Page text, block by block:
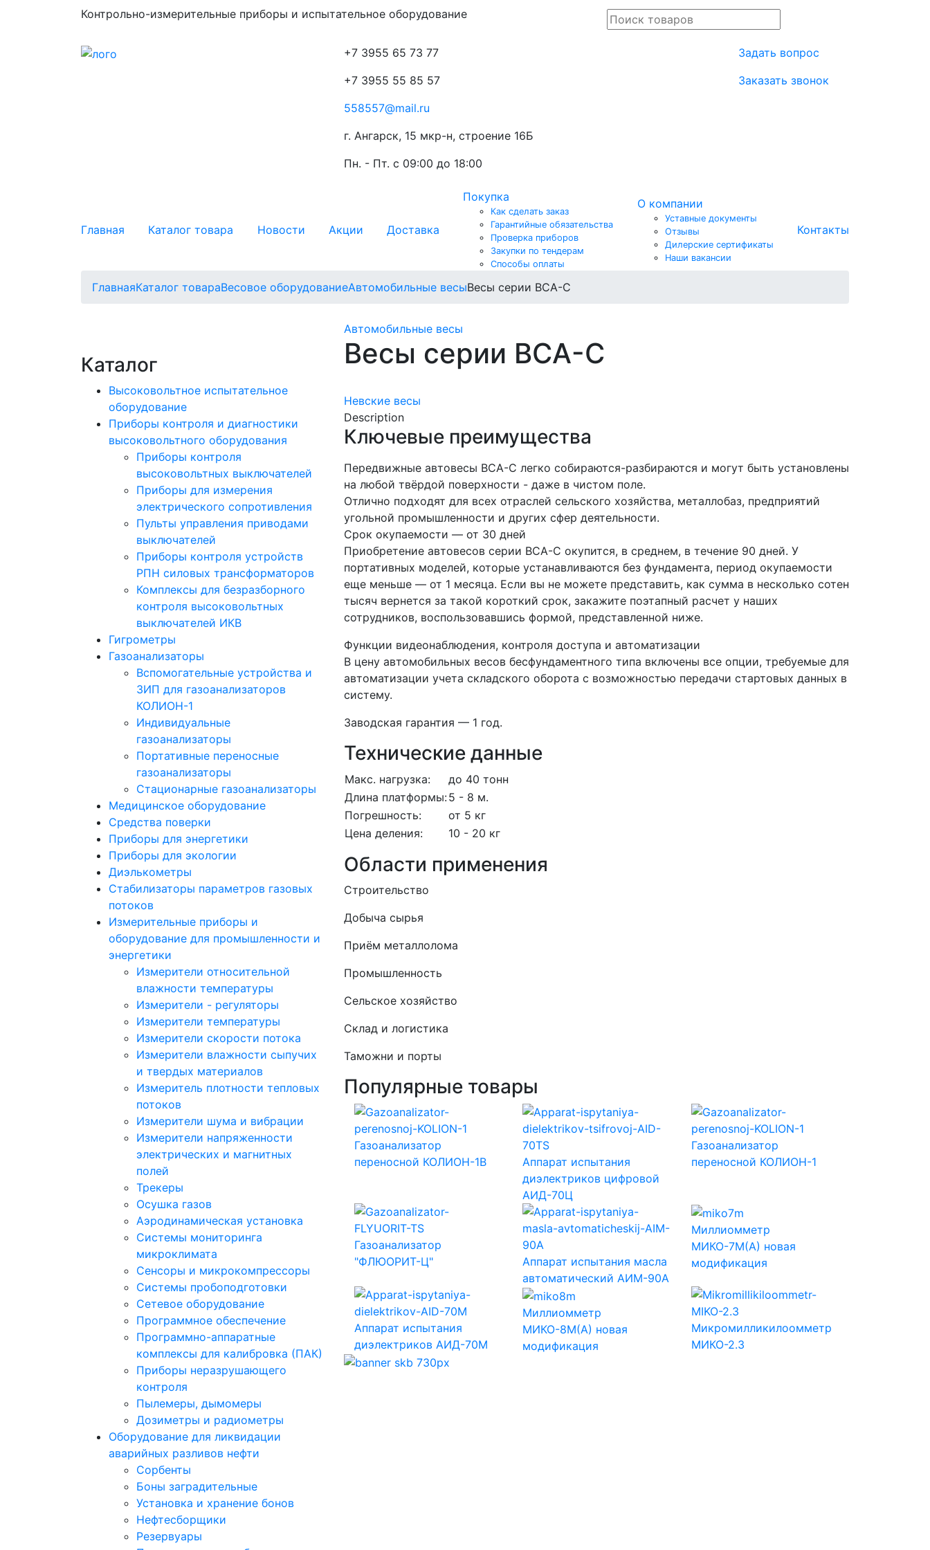
Контрольно-измерительные приборы и испытательное оборудование
+7 3955 65 73 77
+7 3955 55 85 57
558557@mail.ru
г. Ангарск, 15 мкр-н, строение 16Б
Пн. - Пт. с 09:00 до 18:00
Задать вопрос
Заказать звонок
Главная Каталог товара Новости Акции Доставка
Покупка
Как сделать заказ
Гарантийные обязательства
Проверка приборов
Закупки по тендерам
Способы оплаты
О компании
Уставные документы
Отзывы
Дилерские сертификаты
Наши вакансии
Контакты
ГлавнаяКаталог товараВесовое оборудованиеАвтомобильные весыВесы серии ВСА-С
Каталог
Высоковольтное испытательное
оборудование
Приборы контроля и диагностики
высоковольтного оборудования
Приборы контроля
высоковольтных выключателей
Приборы для измерения
электрического сопротивления
Пульты управления приводами
выключателей
Приборы контроля устройств
РПН силовых трансформаторов
Комплексы для безразборного
контроля высоковольтных
выключателей ИКВ
Гигрометры
Газоанализаторы
Вспомогательные устройства и
ЗИП для газоанализаторов
КОЛИОН-1
Индивидуальные
газоанализаторы
Портативные переносные
газоанализаторы
Стационарные газоанализаторы
Медицинское оборудование
Средства поверки
Приборы для энергетики
Приборы для экологии
Диэлькометры
Стабилизаторы параметров газовых
потоков
Измерительные приборы и
оборудование для промышленности и
энергетики
Измерители относительной
влажности температуры
Измерители - регуляторы
Измерители температуры
Измерители скорости потока
Измерители влажности сыпучих
и твердых материалов
Измеритель плотности тепловых
потоков
Измерители шума и вибрации
Измерители напряженности
электрических и магнитных
полей
Трекеры
Осушка газов
Аэродинамическая установка
Системы мониторинга
микроклимата
Сенсоры и микрокомпрессоры
Системы пробоподготовки
Сетевое оборудование
Программное обеспечение
Программно-аппаратные
комплексы для калибровка (ПАК)
Приборы неразрушающего
контроля
Пылемеры, дымомеры
Дозиметры и радиометры
Оборудование для ликвидации
аварийных разливов нефти
Сорбенты
Боны заградительные
Установка и хранение бонов
Нефтесборщики
Резервуары
Автомобильные весы
Весы серии ВСА-С
Невские весы
Description
Ключевые преимущества
Передвижные автовесы ВСА-С легко собираются-разбираются и могут быть установлены
на любой твёрдой поверхности - даже в чистом поле.
Отлично подходят для всех отраслей сельского хозяйства, металлобаз, предприятий
угольной промышленности и других сфер деятельности.
Срок окупаемости — от 30 дней
Приобретение автовесов серии ВСА-С окупится, в среднем, в течение 90 дней. У
портативных моделей, которые устанавливаются без фундамента, период окупаемости
еще меньше — от 1 месяца. Если вы не можете представить, как сумма в несколько сотен
тысяч вернется за такой короткий срок, закажите поэтапный расчет у наших
сотрудников, воспользовавшись формой, представленной ниже.
Функции видеонаблюдения, контроля доступа и автоматизации
В цену автомобильных весов бесфундаментного типа включены все опции, требуемые для
автоматизации учета складского оборота с возможностью передачи стартовых данных в
систему.
Заводская гарантия — 1 год.
Технические данные
Макс. нагрузка:
до 40 тонн
Длина платформы:5 - 8 м.
Погрешность:
от 5 кг
Цена деления:
10 - 20 кг
Области применения
Строительство
Добыча сырья
Приём металлолома
Промышленность
Сельское хозяйство
Склад и логистика
Таможни и порты
Популярные товары
Газоанализатор
переносной КОЛИОН-1В
Аппарат испытания
диэлектриков цифровой
АИД-70Ц
Газоанализатор
переносной КОЛИОН-1
Газоанализатор
"ФЛЮОРИТ-Ц"
Аппарат испытания масла
автоматический АИМ-90А
Миллиомметр
МИКО-7М(А) новая
модификация
Аппарат испытания
диэлектриков АИД-70М
Миллиомметр
МИКО-8М(А) новая
модификация
Микромилликилоомметр
МИКО-2.3